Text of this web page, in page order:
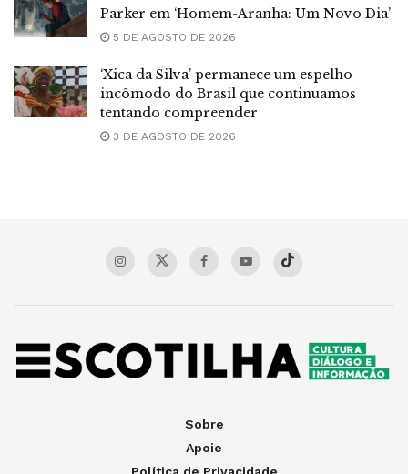
Parker em ‘Homem-Aranha: Um Novo Dia’
5 DE AGOSTO DE 2026
‘Xica da Silva’ permanece um espelho
incômodo do Brasil que continuamos
tentando compreender
3 DE AGOSTO DE 2026
Sobre
Apoie
Política de Privacidade